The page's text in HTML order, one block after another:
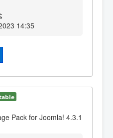
14:35
Pack for Joomla! 4.3.1